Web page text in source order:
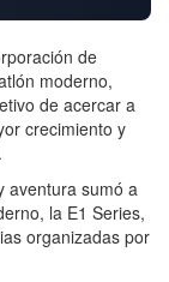
de
moderno,
de acercar a
crecimiento y
aventura sumó a
la E1 Series,
organizadas por